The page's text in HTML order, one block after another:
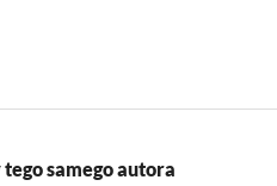
samego autora